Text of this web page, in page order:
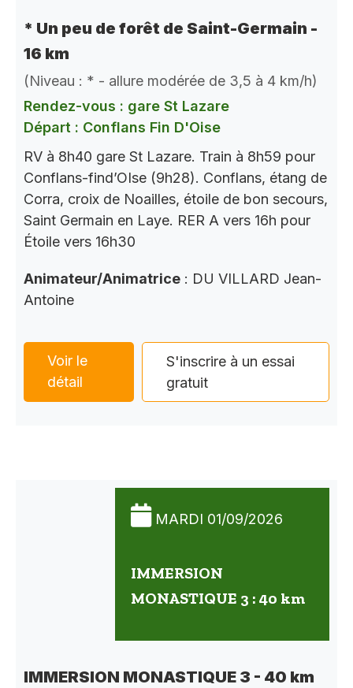
* Un peu de forêt de Saint-Germain -
16 km
(Niveau : * - allure modérée de 3,5 à 4 km/h)
Rendez-vous : gare St Lazare
Départ : Conflans Fin D'Oise
RV à 8h40 gare St Lazare. Train à 8h59 pour
Conflans-find’OIse (9h28). Conflans, étang de
Corra, croix de Noailles, étoile de bon secours,
Saint Germain en Laye. RER A vers 16h pour
Étoile vers 16h30
Animateur/Animatrice : DU VILLARD Jean-
Antoine
Voir le
détail
S'inscrire à un essai
gratuit
MARDI 01/09/2026
IMMERSION
MONASTIQUE 3 : 40 km
IMMERSION MONASTIQUE 3 - 40 km